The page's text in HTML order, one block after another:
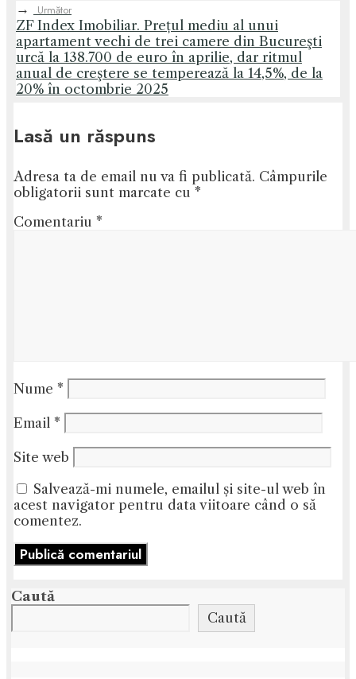
→
Următor
ZF Index Imobiliar. Prețul mediu al unui
apartament vechi de trei camere din Bucureşti
urcă la 138.700 de euro în aprilie, dar ritmul
anual de creştere se temperează la 14,5%, de la
20% în octombrie 2025
Lasă un răspuns
Adresa ta de email nu va fi publicată. Câmpurile
obligatorii sunt marcate cu *
Comentariu *
Nume *
Email *
Site web
Salvează-mi numele, emailul și site-ul web în
acest navigator pentru data viitoare când o să
comentez.
Caută
Caută